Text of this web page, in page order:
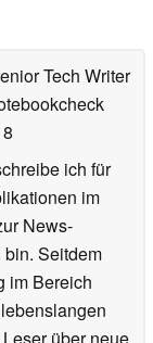
Tech Writer
ich für
im
News-
Seitdem
im Bereich